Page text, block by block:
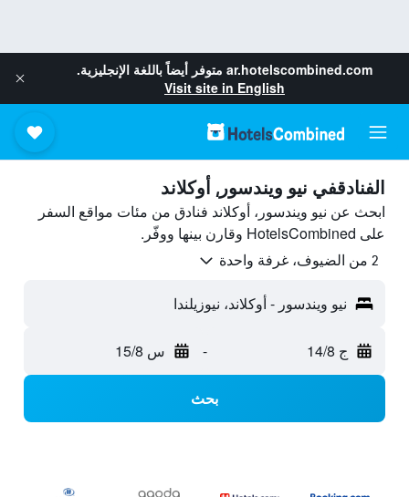
ar.hotelscombined.com متوفر أيضاً باللغة الإنجليزية.
Visit site in English
الفنادقفي نيو ويندسور, أوكلاند
ابحث عن نيو ويندسور، أوكلاند فنادق من مئات مواقع السفر
على HotelsCombined وقارن بينها ووفّر.
2 من الضيوف، غرفة واحدة
نيو ويندسور - أوكلاند، نيوزيلندا
ج 14/8 - س 15/8
بحث